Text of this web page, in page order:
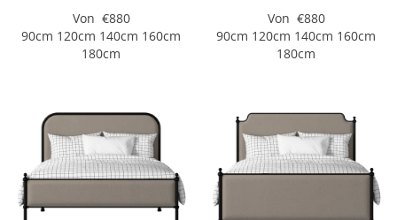
Von €880
90cm 120cm 140cm 160cm
180cm
Von €880
90cm 120cm 140cm 160cm
180cm